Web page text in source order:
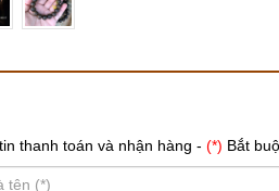
thanh toán và nhận hàng - (*) Bắt